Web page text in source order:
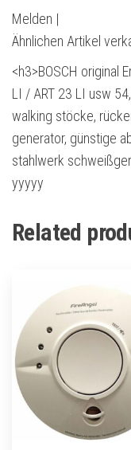
Melden |
Ähnlichen Artikel
<h3>BOSCH original
LI / ART 23 LI usw
walking stöcke,
generator, günstige
stahlwerk
yyyyy
Related